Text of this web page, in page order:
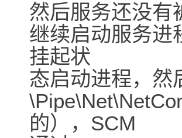
然后服务还没有
继续启动服务进
挂起状
态启动进程，然
的），SCM